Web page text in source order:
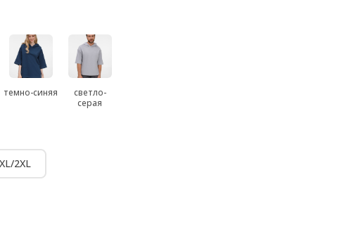
темно-синяя
светло-
серая
XL/2XL